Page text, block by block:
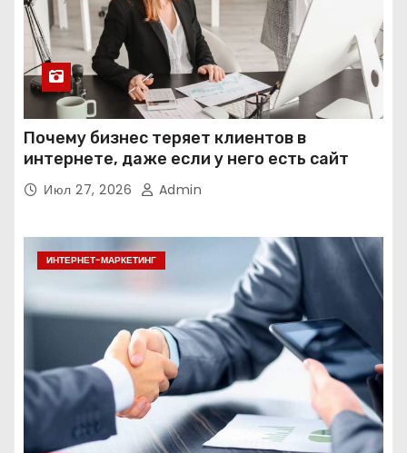
Почему бизнес теряет клиентов в
интернете, даже если у него есть сайт
Июл 27, 2026 Admin
ИНТЕРНЕТ-МАРКЕТИНГ